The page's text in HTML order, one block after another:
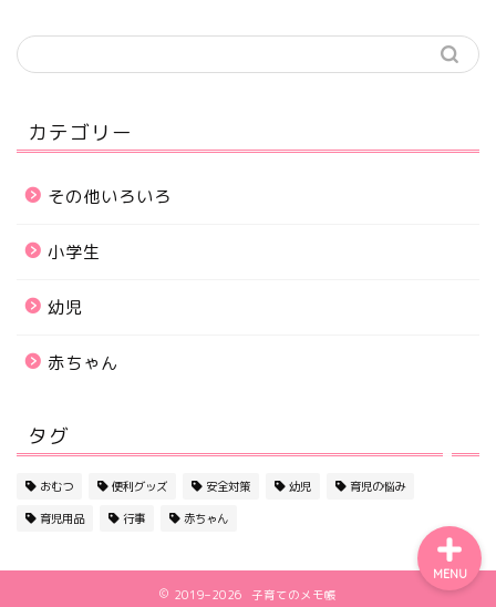
カテゴリー
その他いろいろ
小学生
幼児
赤ちゃん
タグ
おむつ 便利グッズ 安全対策 幼児 育児の悩み
育児用品 行事 赤ちゃん
2019–2026 子育てのメモ帳
MENU
初めての方へ